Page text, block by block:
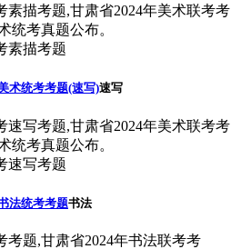
素描考题,甘肃省2024年美术联考考
统考真题公布。
术统考考题(速写)速写
速写考题,甘肃省2024年美术联考考
统考真题公布。
法统考考题书法
考题,甘肃省2024年书法联考考